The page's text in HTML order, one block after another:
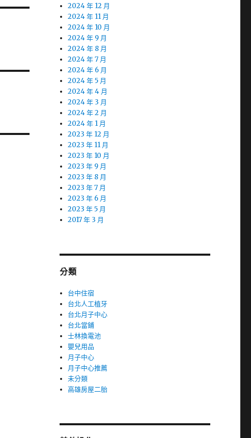
2024 年 12 月
2024 年 11 月
2024 年 10 月
2024 年 9 月
2024 年 8 月
2024 年 7 月
2024 年 6 月
2024 年 5 月
2024 年 4 月
2024 年 3 月
2024 年 2 月
2024 年 1 月
2023 年 12 月
2023 年 11 月
2023 年 10 月
2023 年 9 月
2023 年 8 月
2023 年 7 月
2023 年 6 月
2023 年 5 月
2017 年 3 月
分類
台中住宿
台北人工植牙
台北月子中心
台北當鋪
士林換電池
嬰兒用品
月子中心
月子中心推薦
未分類
高雄房屋二胎